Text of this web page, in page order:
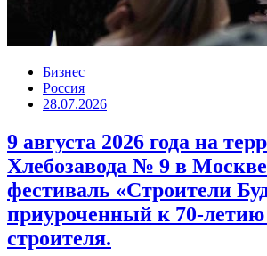
Бизнес
Россия
28.07.2026
9 августа 2026 года на
Хлебозавода № 9 в
фестиваль «Строители
приуроченный к 70-
строителя.